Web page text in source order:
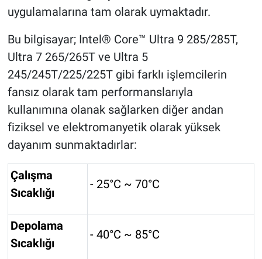
uygulamalarına tam olarak uymaktadır.
Bu bilgisayar; Intel® Core™ Ultra 9 285/285T,
Ultra 7 265/265T ve Ultra 5
245/245T/225/225T gibi farklı işlemcilerin
fansız olarak tam performanslarıyla
kullanımına olanak sağlarken diğer andan
fiziksel ve elektromanyetik olarak yüksek
dayanım sunmaktadırlar:
Çalışma
Sıcaklığı
- 25°C ~ 70°C
Depolama
Sıcaklığı
- 40°C ~ 85°C